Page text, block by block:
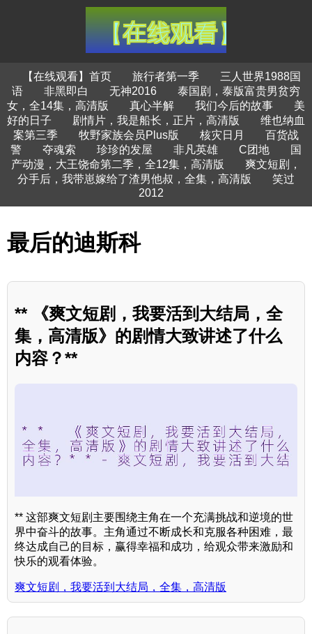
【在线观看】首页 旅行者第一季
三人世界1988国
语
非黑即白 无神2016
泰国剧，泰版富贵男贫穷
女，全14集，高清版
真心半解 我们今后的故事
美
好的日子
剧情片，我是船长，正片，高清版
维也纳血
案第三季
牧野家族会员Plus版 核灾日月
百货战
警
夺魂索 珍珍的发屋 非凡英雄 C团地
国
产动漫，大王饶命第二季，全12集，高清版
爽文短剧，
分手后，我带崽嫁给了渣男他叔，全集，高清版
笑过
2012
最后的迪斯科
** 《爽文短剧，我要活到大结局，全
集，高清版》的剧情大致讲述了什么
内容？**
** 这部爽文短剧主要围绕主角在一个充满挑战和逆境的世
界中奋斗的故事。主角通过不断成长和克服各种困难，最
终达成自己的目标，赢得幸福和成功，给观众带来激励和
快乐的观看体验。
爽文短剧，我要活到大结局，全集，高清版